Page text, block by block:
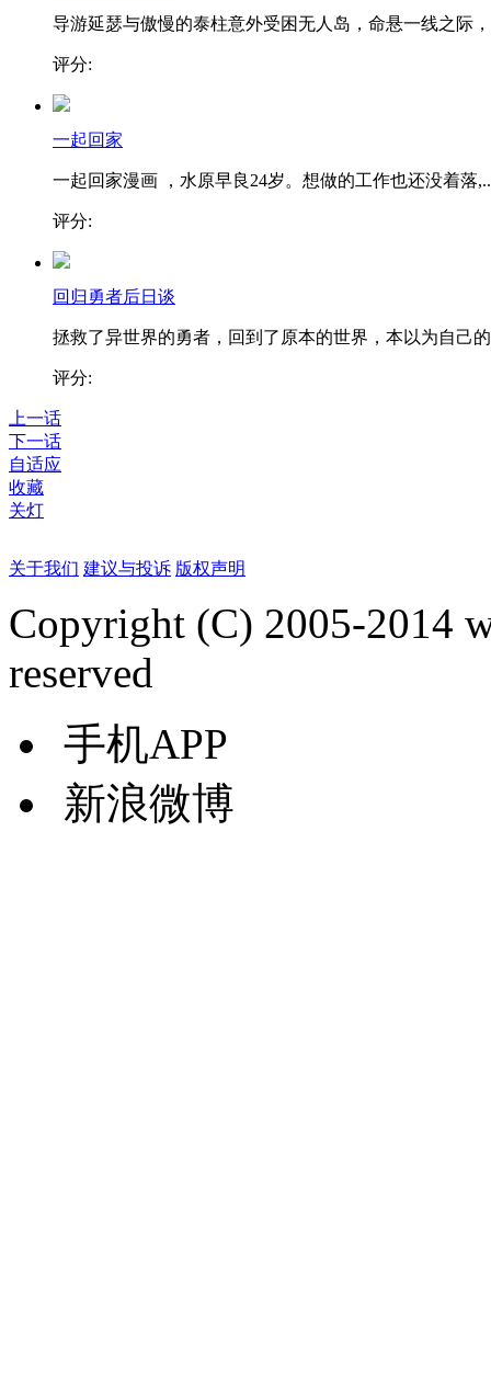
导游延瑟与傲慢的泰柱意外受困无人岛，命悬一线之际
评分:
一起回家
一起回家漫画 ，水原早良24岁。想做的工作也还没着落
评分:
回归勇者后日谈
拯救了异世界的勇者，回到了原本的世界，本以为自己
评分:
上一话
下一话
自适应
收藏
关灯
关于我们 建议与投诉 版权声明
Copyright (C) 2005-2014
reserved
手机APP
新浪微博